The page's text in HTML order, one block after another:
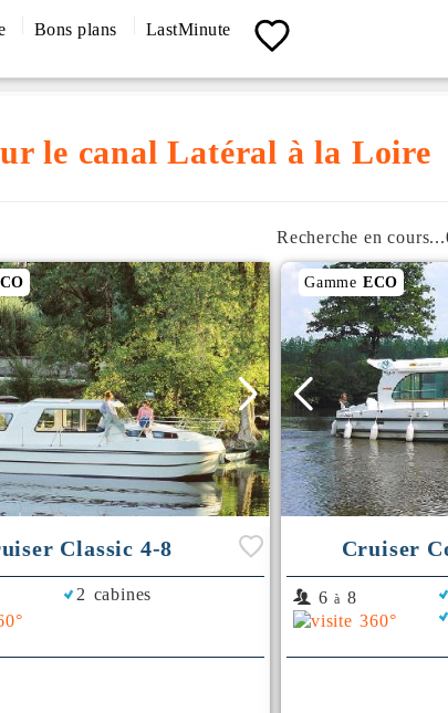
04 67 13 19 62
Bons plans LastMinute
le canal Latéral à la Loire
Recherche en cours...
Classic 4-8
2 cabines
Gamme ECO
Cruiser
6 à 8